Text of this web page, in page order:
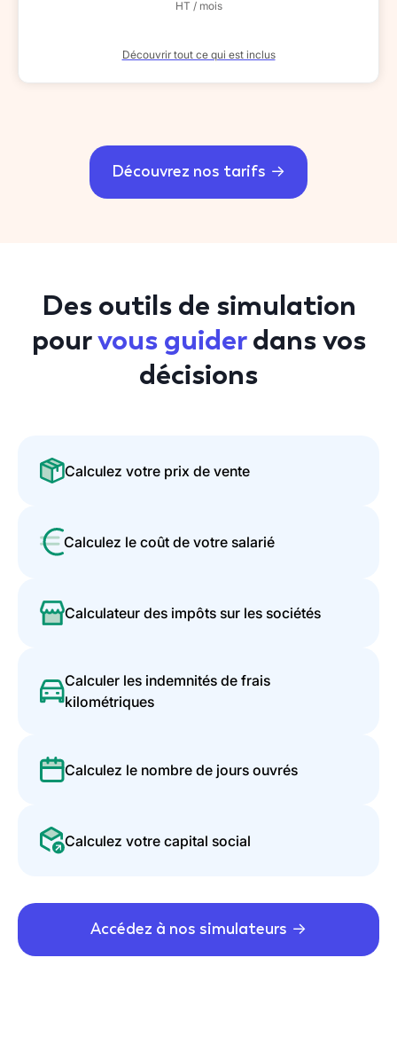
HT / mois
Découvrir tout ce qui est inclus
Découvrez nos tarifs
Des outils de simulation
pourvous guiderdans vos
décisions
Calculez votre prix de vente
Calculez le coût de votre salarié
Calculateur des impôts sur les sociétés
Calculer les indemnités de frais
kilométriques
Calculez le nombre de jours ouvrés
Calculez votre capital social
Accédez à nos simulateurs